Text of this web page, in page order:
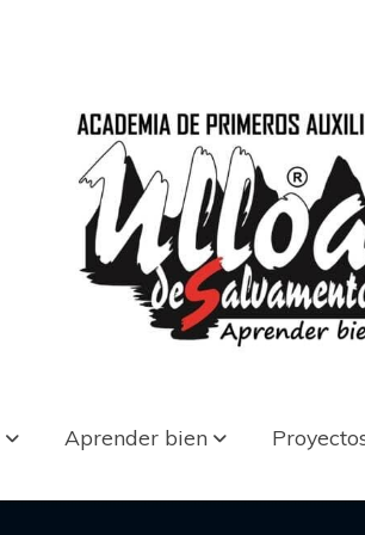
Aprender bien